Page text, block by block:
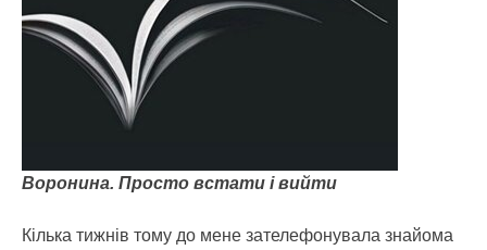
Воронина. Просто встати і вийти
Кілька тижнів тому до мене зателефонувала знайома